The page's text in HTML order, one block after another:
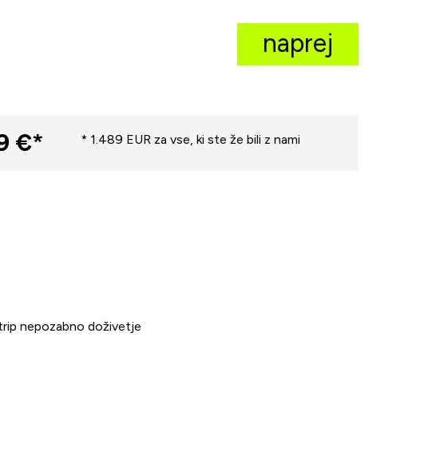
naprej
€* * 1.489 EUR za vse, ki ste že bili z nami
nepozabno doživetje